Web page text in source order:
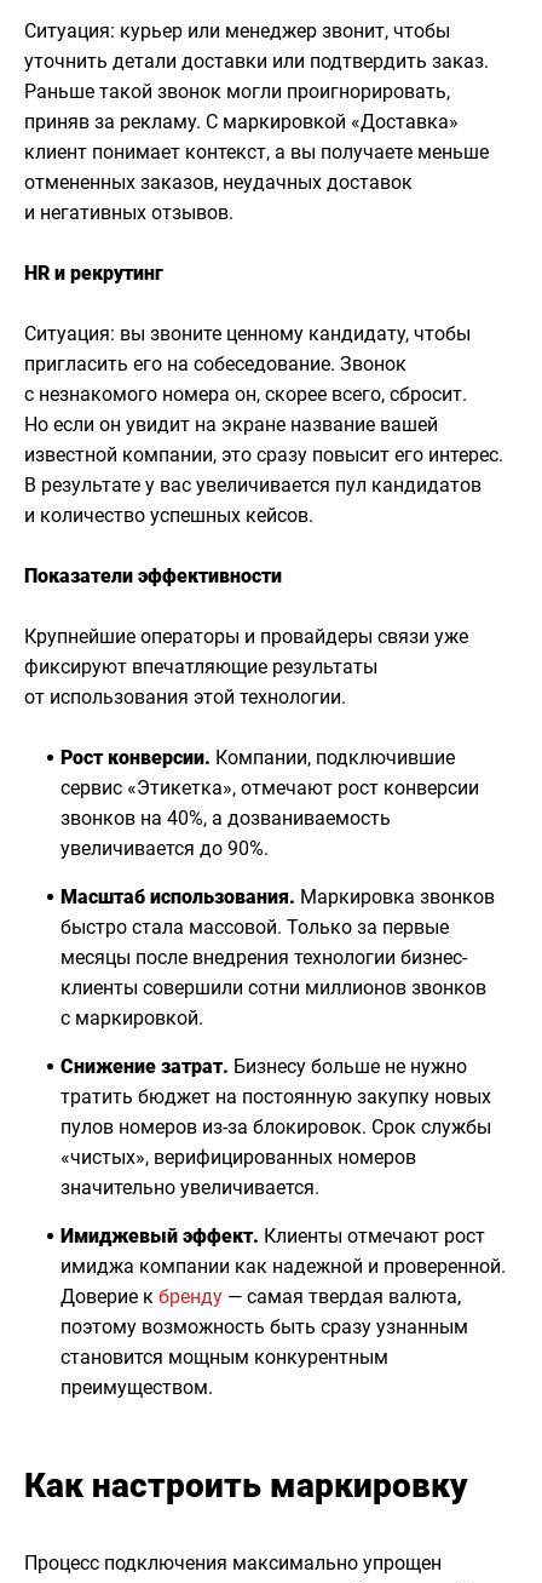
Ситуация: курьер или менеджер звонит, чтобы
уточнить детали доставки или подтвердить заказ.
Раньше такой звонок могли проигнорировать,
приняв за рекламу. С маркировкой «Доставка»
клиент понимает контекст, а вы получаете меньше
отмененных заказов, неудачных доставок
и негативных отзывов.
HR и рекрутинг
Ситуация: вы звоните ценному кандидату, чтобы
пригласить его на собеседование. Звонок
с незнакомого номера он, скорее всего, сбросит.
Но если он увидит на экране название вашей
известной компании, это сразу повысит его интерес.
В результате у вас увеличивается пул кандидатов
и количество успешных кейсов.
Показатели эффективности
Крупнейшие операторы и провайдеры связи уже
фиксируют впечатляющие результаты
от использования этой технологии.
Рост конверсии. Компании, подключившие
сервис «Этикетка», отмечают рост конверсии
звонков на 40%, а дозваниваемость
увеличивается до 90%.
Масштаб использования. Маркировка звонков
быстро стала массовой. Только за первые
месяцы после внедрения технологии бизнес-
клиенты совершили сотни миллионов звонков
с маркировкой.
Снижение затрат. Бизнесу больше не нужно
тратить бюджет на постоянную закупку новых
пулов номеров из-за блокировок. Срок службы
«чистых», верифицированных номеров
значительно увеличивается.
Имиджевый эффект. Клиенты отмечают рост
имиджа компании как надежной и проверенной.
Доверие к бренду — самая твердая валюта,
поэтому возможность быть сразу узнанным
становится мощным конкурентным
преимуществом.
Как настроить маркировку
Процесс подключения максимально упрощен